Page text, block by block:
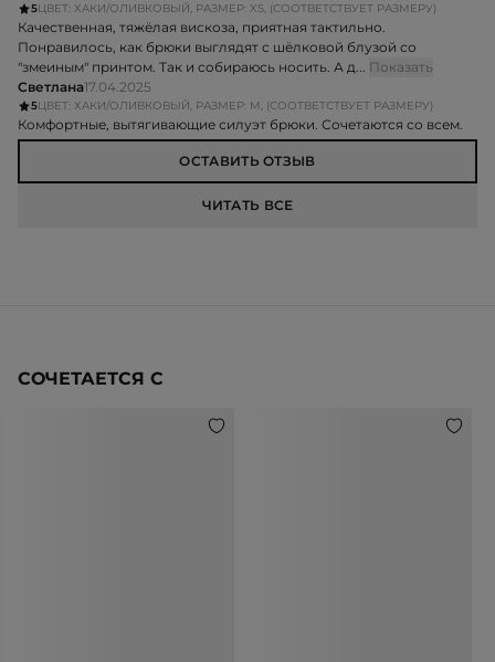
5ЦВЕТ: ХАКИ/ОЛИВКОВЫЙ, РАЗМЕР: XS, (СООТВЕТСТВУЕТ РАЗМЕРУ)
Качественная, тяжёлая вискоза, приятная тактильно.
Понравилось, как брюки выглядят с шёлковой блузой со
"змеиным" принтом. Так и собираюсь носить. А д... Показать
Светлана17.04.2025
5ЦВЕТ: ХАКИ/ОЛИВКОВЫЙ, РАЗМЕР: M, (СООТВЕТСТВУЕТ РАЗМЕРУ)
Комфортные, вытягивающие силуэт брюки. Сочетаются со всем.
ОСТАВИТЬ ОТЗЫВ
ЧИТАТЬ ВСЕ
СОЧЕТАЕТСЯ С